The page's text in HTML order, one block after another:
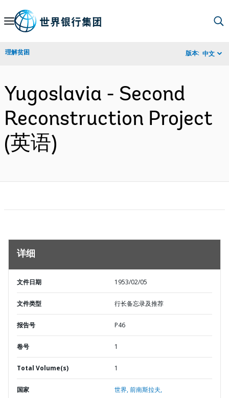
Skip
Navigation
理解贫困 版本: 中文
Yugoslavia - Second
Reconstruction Project
(英语)
详细
文件日期 1953/02/05
文件类型 行长备忘录及推荐
报告号 P46
卷号 1
Total Volume(s) 1
国家 世界,前南斯拉夫,